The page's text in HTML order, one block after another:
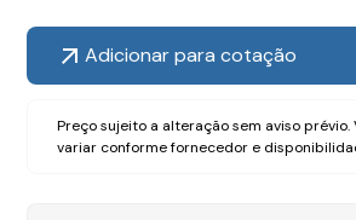
Adicionar para cotação
Preço sujeito a alteração sem aviso prévio.
variar conforme fornecedor e